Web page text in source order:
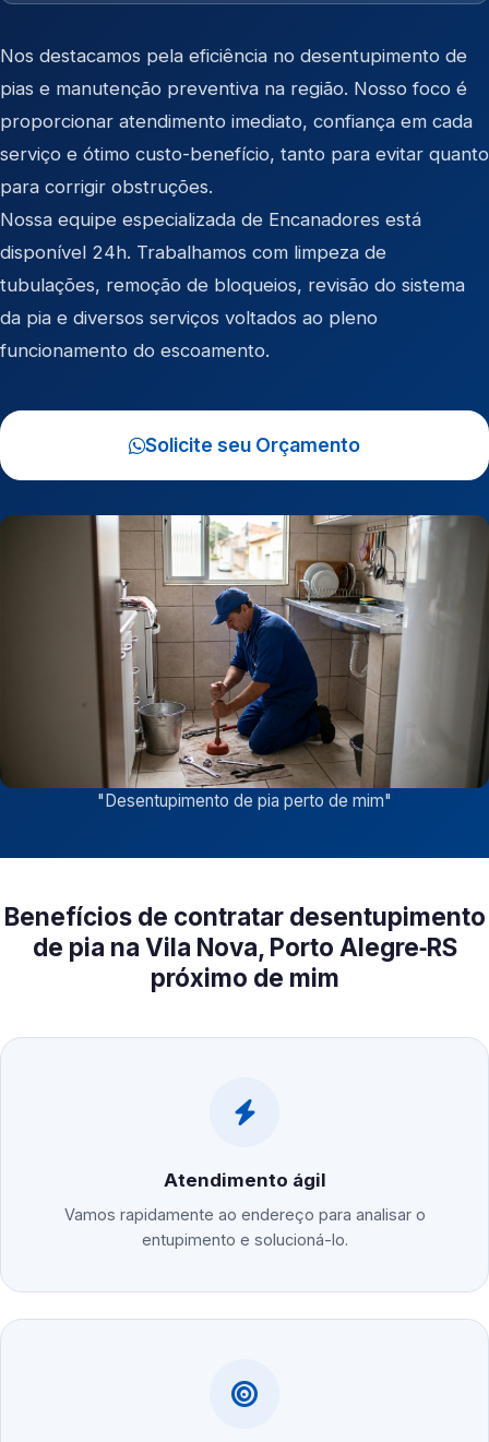
Nos destacamos pela eficiência no desentupimento de
pias e manutenção preventiva na região. Nosso foco é
proporcionar atendimento imediato, confiança em cada
serviço e ótimo custo-benefício, tanto para evitar quanto
para corrigir obstruções.
Nossa equipe especializada de Encanadores está
disponível 24h. Trabalhamos com limpeza de
tubulações, remoção de bloqueios, revisão do sistema
da pia e diversos serviços voltados ao pleno
funcionamento do escoamento.
Solicite seu Orçamento
"Desentupimento de pia perto de mim"
Benefícios de contratar desentupimento
de pia na Vila Nova, Porto Alegre‑RS
próximo de mim
Atendimento ágil
Vamos rapidamente ao endereço para analisar o
entupimento e solucioná-lo.